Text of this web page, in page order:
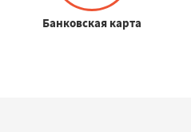
Банковская карта